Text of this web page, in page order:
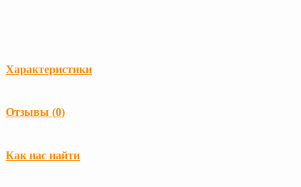
Характеристики
Отзывы (0)
Как нас найти